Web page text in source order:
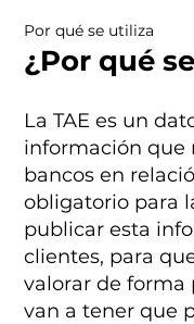
Por qué se utiliza
¿Por qué
La TAE es un
información que
bancos en
obligatorio para
publicar esta
clientes, para
valorar de forma
van a tener que